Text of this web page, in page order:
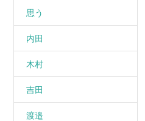
思う
内田
木村
吉田
渡邉